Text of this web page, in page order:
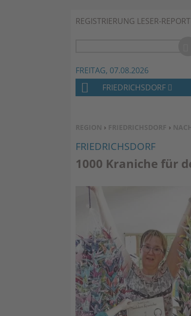
REGISTRIERUNG LESER-
FREITAG, 07.08.2026
SIE BEFINDEN SICH HIER:
REGION › FRIEDRICHSDORF ›
FRIEDRICHSDORF
1000 Kraniche für
H
M
E
FRIEDRICHSDORF